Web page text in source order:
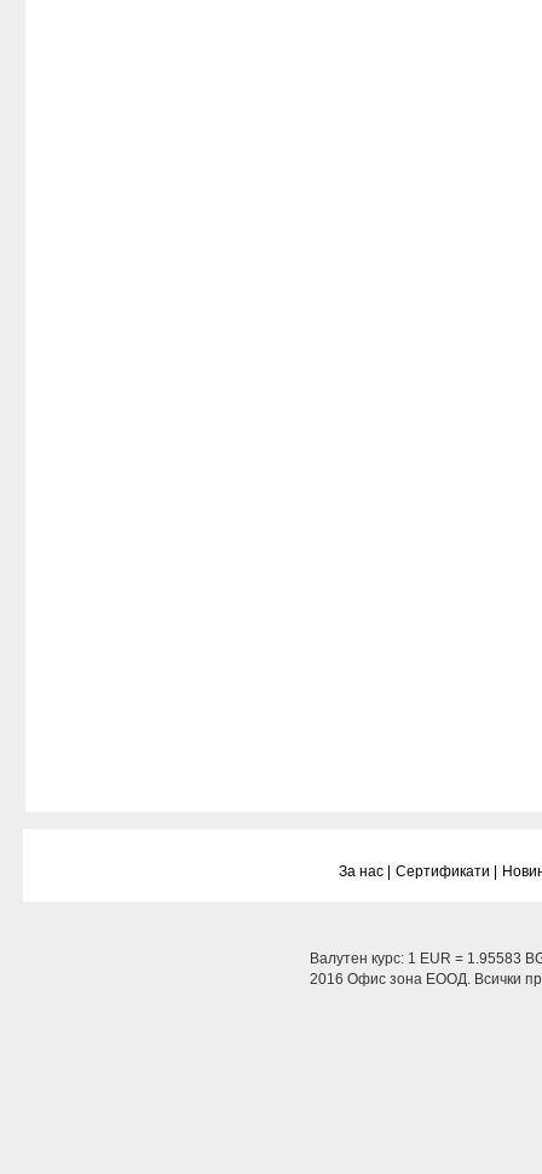
За нас | Сертификати |
Валутен курс: 1 EUR = 1.95583
2016 Офис зона ЕООД. Всички